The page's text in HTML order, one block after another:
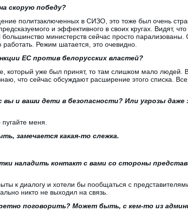
скорую победу?
политзаключенных в СИЗО, это тоже был очень
и эффективного в своих кругах. Видят,
министерств сейчас просто парализованы.
Режим шатается, это очевидно.
ЕС против белорусских властей?
который уже был принят, то там слишком мало людей.
что сейчас обсуждают расширение этого списка.
и ваши дети в безопасности? Или угрозы даже
меня.
замечается какая-то слежка.
наладить контакт с вами со стороны
к диалогу и хотели бы пообщаться с
никто не выходил на связь.
поговорить? Может быть, с кем-то из